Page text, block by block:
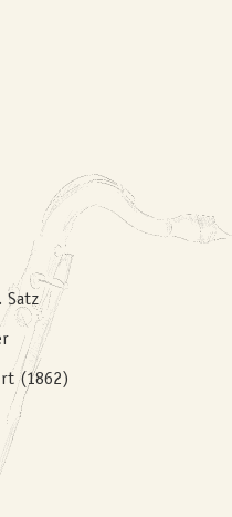
Satz
(1862)